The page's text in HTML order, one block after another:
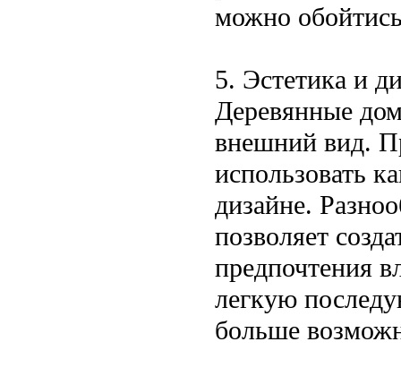
можно
5. Эстетика и
Деревянные
внешний вид.
использовать
дизайне.
позволяет
предпочтения
легкую
больше